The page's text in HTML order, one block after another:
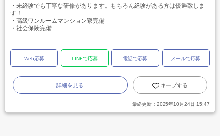
・未経験でも丁寧な研修があります。もちろん経験がある方は優遇致しま
す！
・高級ワンルームマンション寮完備
・社会保険完備
...
Web応募 LINEで応募 電話で応募 メールで応募
詳細を見る キープする
最終更新： 2025年10月24日 15:47